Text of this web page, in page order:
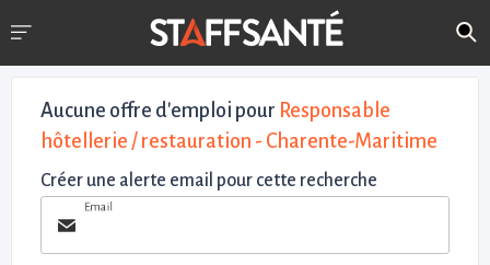
Aucune offre d'emploi pour Responsable
hôtellerie / restauration - Charente-Maritime
Créer une alerte email pour cette recherche
Email